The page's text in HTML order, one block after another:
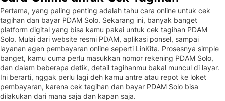
Pertama, yang paling penting adalah tahu cara online untuk cek
tagihan dan bayar PDAM Solo. Sekarang ini, banyak banget
platform digital yang bisa kamu pakai untuk cek tagihan PDAM
Solo. Mulai dari website resmi PDAM, aplikasi ponsel, sampai
layanan agen pembayaran online seperti LinKita. Prosesnya simple
banget, kamu cuma perlu masukkan nomor rekening PDAM Solo,
dan dalam beberapa detik, detail tagihanmu bakal muncul di layar.
Ini berarti, nggak perlu lagi deh kamu antre atau repot ke loket
pembayaran, karena cek tagihan dan bayar PDAM Solo bisa
dilakukan dari mana saja dan kapan saja.